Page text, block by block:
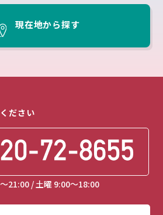
現在地から探す
ださい
21:00 / 土曜 9:00～18:00